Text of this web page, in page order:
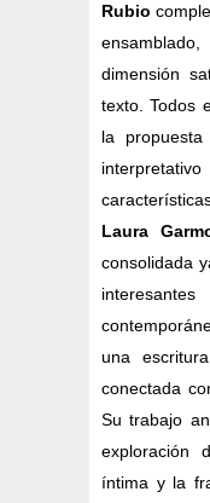
Rubio
dimensión
texto. Todos
la
Laura
consolidada
una
conectada
Su trabajo
exploración
íntima y la